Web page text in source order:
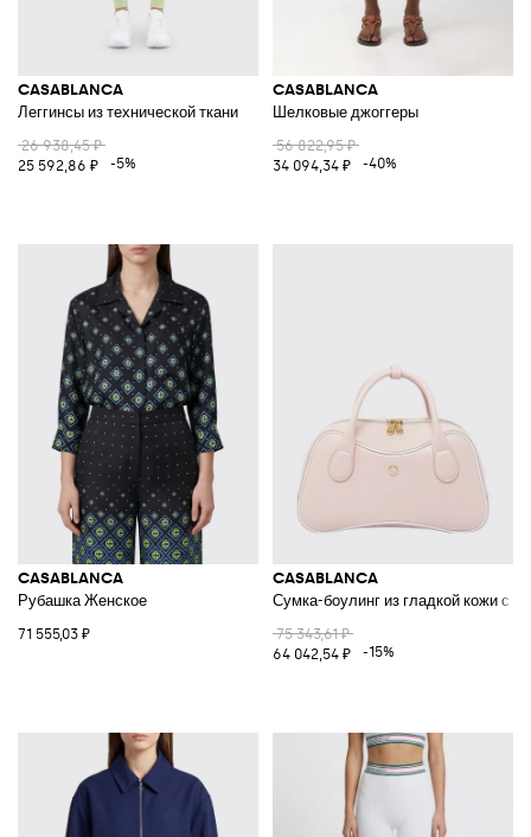
CASABLANCA
Леггинсы из технической ткани
26 938,45 ₽
25 592,86 ₽
-5%
CASABLANCA
Шелковые джоггеры
56 822,95 ₽
34 094,34 ₽
-40%
CASABLANCA
Рубашка Женское
71 555,03 ₽
CASABLANCA
Сумка-боулинг из гладкой кожи с
75 343,61 ₽
64 042,54 ₽
-15%